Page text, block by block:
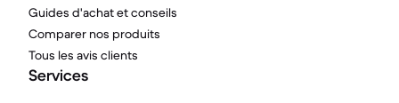
Guides d'achat et conseils
Comparer nos produits
Tous les avis clients
Services